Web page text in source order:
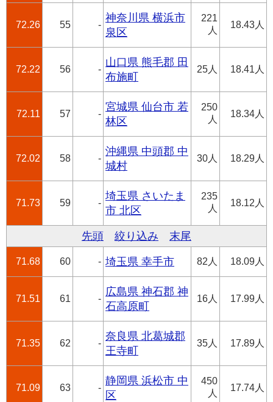
72.26 55 -
神奈川県 横浜市
泉区
221
人
18.43人
72.22 56 -
山口県 熊毛郡 田
布施町
25人 18.41人
72.11 57 -
宮城県 仙台市 若
林区
250
人
18.34人
72.02 58 -
沖縄県 中頭郡 中
城村
30人 18.29人
71.73 59 -
埼玉県 さいたま
市 北区
235
人
18.12人
先頭 絞り込み 末尾
71.68 60 - 埼玉県 幸手市 82人 18.09人
71.51 61 -
広島県 神石郡 神
石高原町
16人 17.99人
71.35 62 -
奈良県 北葛城郡
王寺町
35人 17.89人
71.09 63 -
静岡県 浜松市 中
区
450
人
17.74人